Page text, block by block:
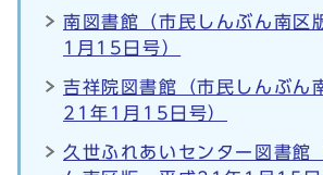
南図書館（市民しんぶん南
1月15日号）
吉祥院図書館（市民しんぶ
21年1月15日号）
久世ふれあいセンター図書館